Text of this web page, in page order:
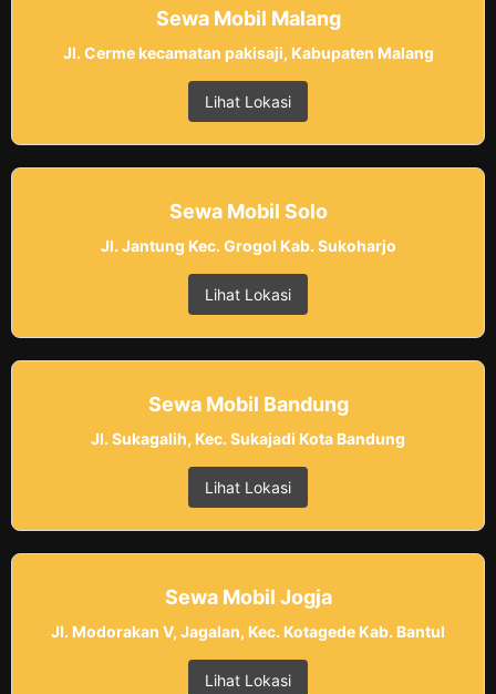
Sewa Mobil Malang
Jl. Cerme kecamatan pakisaji, Kabupaten Malang
Lihat Lokasi
Sewa Mobil Solo
Jl. Jantung Kec. Grogol Kab. Sukoharjo
Lihat Lokasi
Sewa Mobil Bandung
Jl. Sukagalih, Kec. Sukajadi Kota Bandung
Lihat Lokasi
Sewa Mobil Jogja
Jl. Modorakan V, Jagalan, Kec. Kotagede Kab. Bantul
Lihat Lokasi